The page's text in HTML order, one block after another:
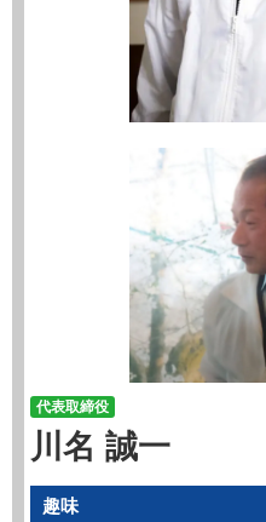
代表取締役
川名 誠一
趣味